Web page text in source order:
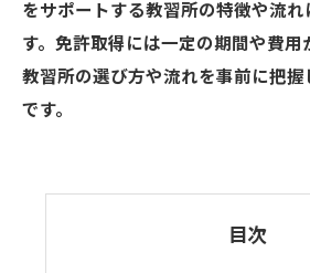
をサポートする教習所の特徴や流れ
す。免許取得には一定の期間や費用
教習所の選び方や流れを事前に把
です。
目次